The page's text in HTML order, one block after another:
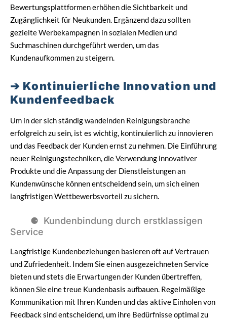
Bewertungsplattformen erhöhen die Sichtbarkeit und
Zugänglichkeit für Neukunden. Ergänzend dazu sollten
gezielte Werbekampagnen in sozialen Medien und
Suchmaschinen durchgeführt werden, um das
Kundenaufkommen zu steigern.
Kontinuierliche Innovation und
Kundenfeedback
Um in der sich ständig wandelnden Reinigungsbranche
erfolgreich zu sein, ist es wichtig, kontinuierlich zu innovieren
und das Feedback der Kunden ernst zu nehmen. Die Einführung
neuer Reinigungstechniken, die Verwendung innovativer
Produkte und die Anpassung der Dienstleistungen an
Kundenwünsche können entscheidend sein, um sich einen
langfristigen Wettbewerbsvorteil zu sichern.
Kundenbindung durch erstklassigen
Service
Langfristige Kundenbeziehungen basieren oft auf Vertrauen
und Zufriedenheit. Indem Sie einen ausgezeichneten Service
bieten und stets die Erwartungen der Kunden übertreffen,
können Sie eine treue Kundenbasis aufbauen. Regelmäßige
Kommunikation mit Ihren Kunden und das aktive Einholen von
Feedback sind entscheidend, um ihre Bedürfnisse optimal zu